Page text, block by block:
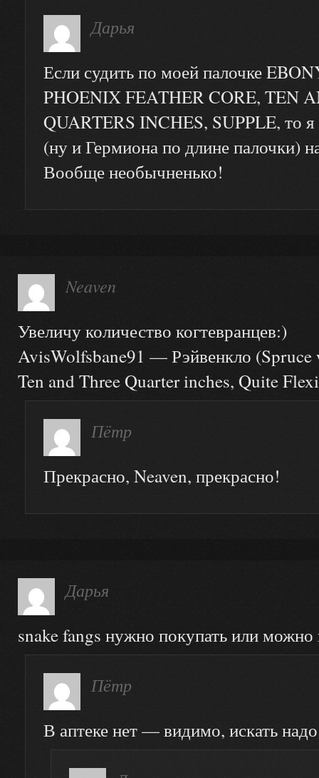
Дарья
Если судить по моей палочке
PHOENIX FEATHER CORE, TEN
QUARTERS INCHES, SUPPLE, то
(ну и Гермиона по длине палочки)
Вообще необычненько!
Neaven
Увеличу количество когтевранцев:)
AvisWolfsbane91 — Рэйвенкло
Ten and Three Quarter inches, Quite
Пётр
Прекрасно, Neaven, прекрасно!
Дарья
snake fangs нужно покупать или можно
Пётр
В аптеке нет — видимо, искать